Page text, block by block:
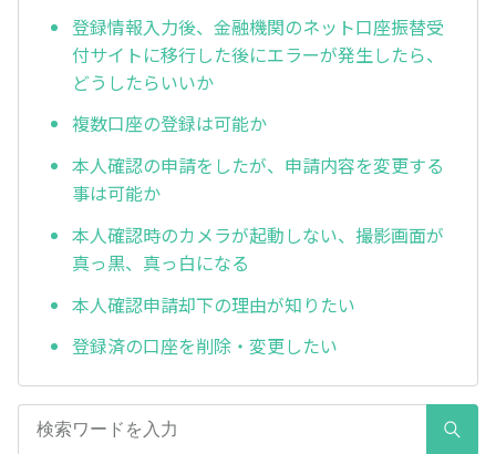
登録情報入力後、金融機関のネット口座振替受
付サイトに移行した後にエラーが発生したら、
どうしたらいいか
複数口座の登録は可能か
本人確認の申請をしたが、申請内容を変更する
事は可能か
本人確認時のカメラが起動しない、撮影画面が
真っ黒、真っ白になる
本人確認申請却下の理由が知りたい
登録済の口座を削除・変更したい